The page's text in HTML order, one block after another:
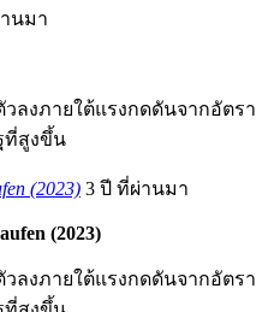
นมา
ลงภายใต้แรงกดดันจากอัตรา
ที่สูงขึ้น
(2023) 3 ปี ที่ผ่านมา
(2023)
ลงภายใต้แรงกดดันจากอัตรา